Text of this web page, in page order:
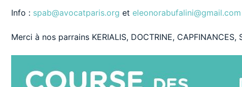
Info : spab@avocatparis.org et eleonorabufalini@gmail.com
Merci à nos parrains KERIALIS, DOCTRINE,